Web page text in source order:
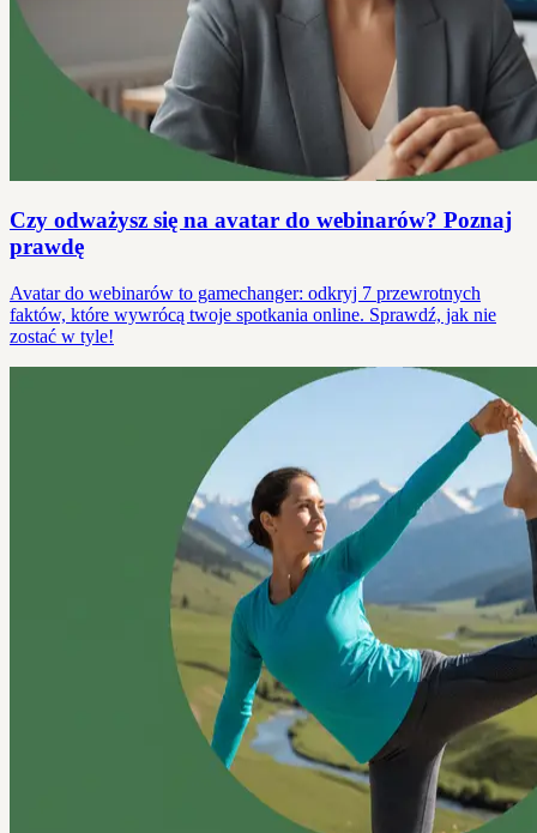
Czy odważysz się na avatar do webinarów? Poznaj
prawdę
Avatar do webinarów to gamechanger: odkryj 7 przewrotnych
faktów, które wywrócą twoje spotkania online. Sprawdź, jak nie
zostać w tyle!